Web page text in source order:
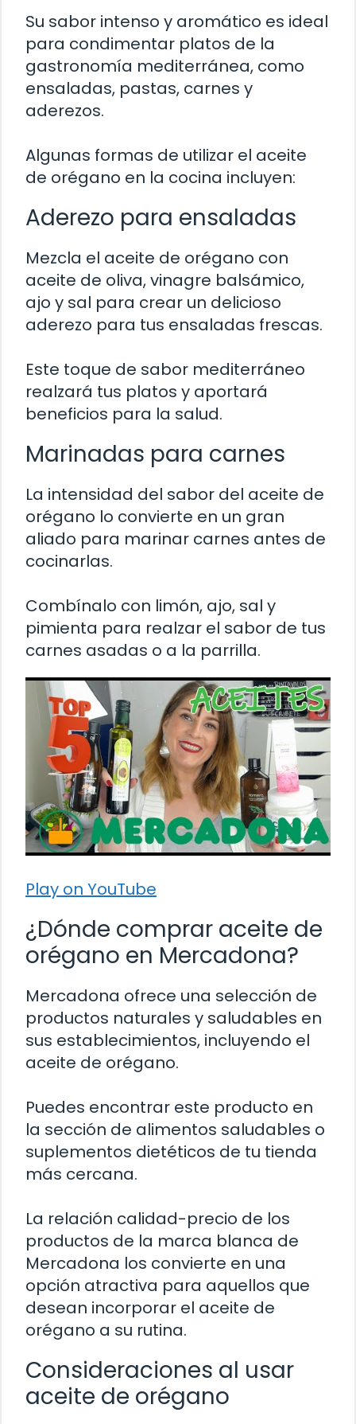
Su sabor intenso y aromático es ideal
para condimentar platos de la
gastronomía mediterránea, como
ensaladas, pastas, carnes y
aderezos.
Algunas formas de utilizar el aceite
de orégano en la cocina incluyen:
Aderezo para ensaladas
Mezcla el aceite de orégano con
aceite de oliva, vinagre balsámico,
ajo y sal para crear un delicioso
aderezo para tus ensaladas frescas.
Este toque de sabor mediterráneo
realzará tus platos y aportará
beneficios para la salud.
Marinadas para carnes
La intensidad del sabor del aceite de
orégano lo convierte en un gran
aliado para marinar carnes antes de
cocinarlas.
Combínalo con limón, ajo, sal y
pimienta para realzar el sabor de tus
carnes asadas o a la parrilla.
Play on YouTube
¿Dónde comprar aceite de
orégano en Mercadona?
Mercadona ofrece una selección de
productos naturales y saludables en
sus establecimientos, incluyendo el
aceite de orégano.
Puedes encontrar este producto en
la sección de alimentos saludables o
suplementos dietéticos de tu tienda
más cercana.
La relación calidad-precio de los
productos de la marca blanca de
Mercadona los convierte en una
opción atractiva para aquellos que
desean incorporar el aceite de
orégano a su rutina.
Consideraciones al usar
aceite de orégano